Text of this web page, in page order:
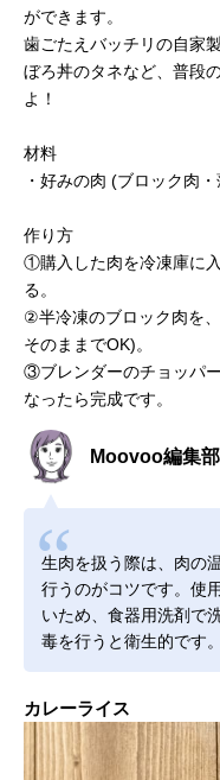
ができます。
歯ごたえバッチリの自家
ぼろ丼のタネなど、普段
よ！
材料
・好みの肉 (ブロック肉
作り方
①購入した肉を冷凍庫に
る。
②半冷凍のブロック肉を
そのままでOK)。
③ブレンダーのチョッパ
なったら完成です。
Moovoo編集部
生肉を扱う際は、肉の
行うのがコツです。使
いため、食器用洗剤で
毒を行うと衛生的です。
カレーライス